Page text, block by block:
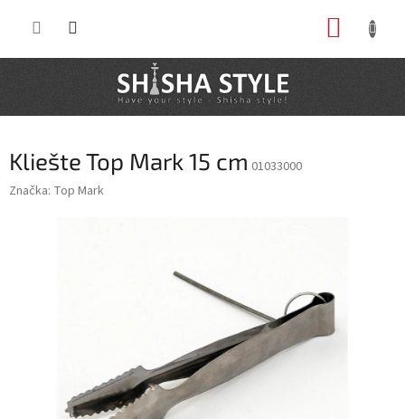
Kliešte Top Mark 15 cm 01033000
Značka: Top Mark